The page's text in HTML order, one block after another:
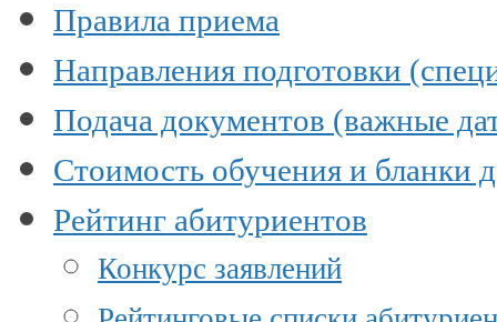
Правила приема
Направления подготовки
Подача документов (важные
Стоимость обучения и бланки
Рейтинг абитуриентов
Конкурс заявлений